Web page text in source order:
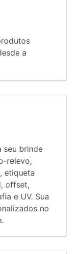
a
seu brinde
relevo,
etiqueta
offset,
e UV. Sua
no